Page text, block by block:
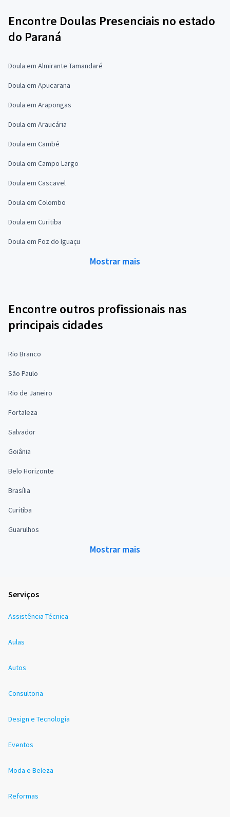
Encontre Doulas Presenciais no estado
do Paraná
Doula em Almirante Tamandaré
Doula em Apucarana
Doula em Arapongas
Doula em Araucária
Doula em Cambé
Doula em Campo Largo
Doula em Cascavel
Doula em Colombo
Doula em Curitiba
Doula em Foz do Iguaçu
Mostrar mais
Encontre outros profissionais nas
principais cidades
Rio Branco
São Paulo
Rio de Janeiro
Fortaleza
Salvador
Goiânia
Belo Horizonte
Brasília
Curitiba
Guarulhos
Mostrar mais
Serviços
Assistência Técnica
Aulas
Autos
Consultoria
Design e Tecnologia
Eventos
Moda e Beleza
Reformas